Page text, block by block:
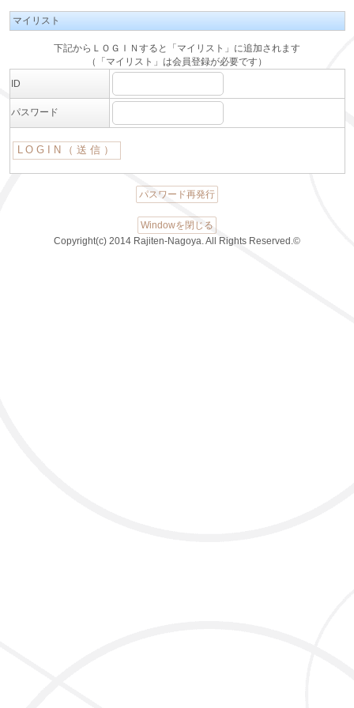
マイリスト
下記からＬＯＧＩＮすると「マイリスト」に追加されます
（「マイリスト」は会員登録が必要です）
ID
パスワード
パスワード再発行
Windowを閉じる
Copyright(c) 2014 Rajiten-Nagoya. All Rights Reserved.©